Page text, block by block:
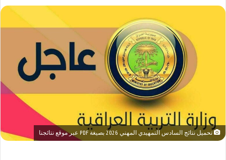
تحميل نتائج السادس التمهيدي المهني 2026 بصيغة PDF عبر موقع نتائجنا